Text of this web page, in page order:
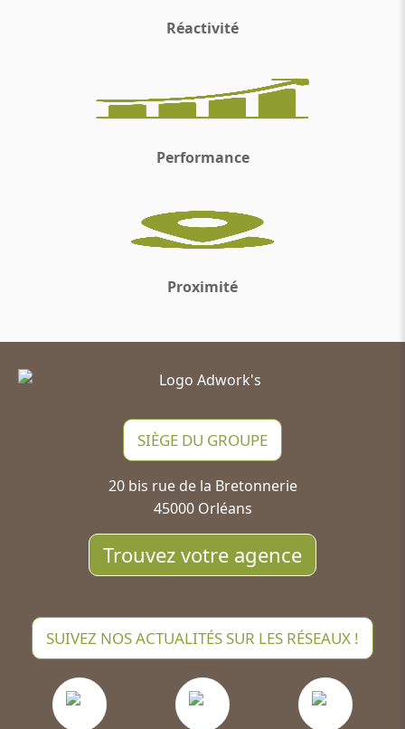
Réactivité
Performance
Proximité
SIÈGE DU GROUPE
20 bis rue de la Bretonnerie
45000 Orléans
Trouvez votre agence
SUIVEZ NOS ACTUALITÉS SUR LES RÉSEAUX !